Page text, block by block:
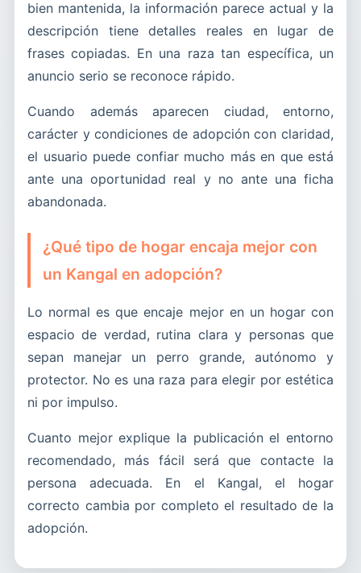
bien mantenida, la información parece actual y la
descripción tiene detalles reales en lugar de
frases copiadas. En una raza tan específica, un
anuncio serio se reconoce rápido.
Cuando además aparecen ciudad, entorno,
carácter y condiciones de adopción con claridad,
el usuario puede confiar mucho más en que está
ante una oportunidad real y no ante una ficha
abandonada.
¿Qué tipo de hogar encaja mejor con
un Kangal en adopción?
Lo normal es que encaje mejor en un hogar con
espacio de verdad, rutina clara y personas que
sepan manejar un perro grande, autónomo y
protector. No es una raza para elegir por estética
ni por impulso.
Cuanto mejor explique la publicación el entorno
recomendado, más fácil será que contacte la
persona adecuada. En el Kangal, el hogar
correcto cambia por completo el resultado de la
adopción.